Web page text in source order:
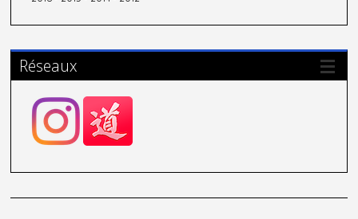
Réseaux